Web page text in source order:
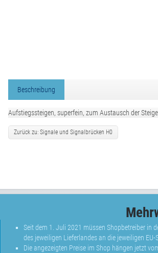
Beschreibung
Aufstiegssteigen, superfein, zum Austausch der
Zurück zu: Signale und Signalbrücken H0
Seit dem 1. Juli 2021 müssen Shopbetreiber in
des jeweiligen Lieferlandes an die jeweiligen
Die angezeigten Preise im Shop hängen jetzt